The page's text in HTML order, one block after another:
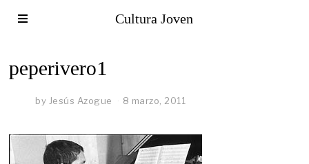
Cultura Joven
peperivero1
by Jesús Azogue 8 marzo, 2011